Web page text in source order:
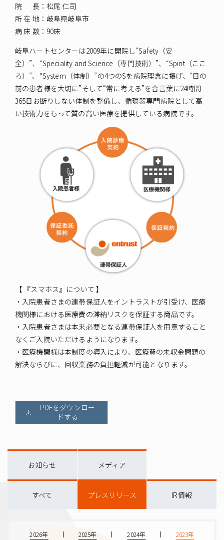
院 長：松尾 仁司
所 在 地：岐阜県岐阜市
病 床 数：90床
岐阜ハートセンターは2009年に開院し“Safety（安
全）”、“Speciality and Science（専門技術）”、“Spirit（ここ
ろ）”、“System（体制）”の4つのSを病院理念に掲げ、“目の
前の患者様を大切に”そして“常に考える”を合言葉に24時間
365日お断りしない体制を整備し、循環器専門病院として高
い技術力をもって質の高い医療を提供している病院です。
【 『スマホス』について 】
・入院患者さまの連帯保証人をイントラストが引受け、医療
機関様における医療費の滞納リスクを保証する商品です。
・入院患者さまは本来必要となる連帯保証人を用意すること
なくご入院いただけるようになります。
・医療機関様は本制度の導入により、医療費の未収金問題の
解決ならびに、回収業務の負担軽減が可能となります。
PDFをダウンロー
ドする
すべて プレスリリース IR情報
お知らせ メディア
2026年 2025年 2024年
2023年